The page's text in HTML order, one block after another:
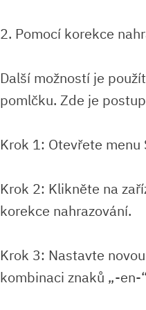
2. Pomocí korekce
Další možností je
pomlčku. Zde je
Krok 1: Otevřete
Krok 2: Klikněte na
korekce nahrazování.
Krok 3: Nastavte
kombinaci znaků „-en-